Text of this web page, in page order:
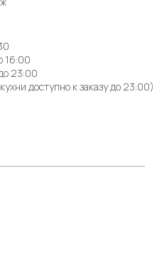
16:00
23:00
доступно к заказу до 23:00)